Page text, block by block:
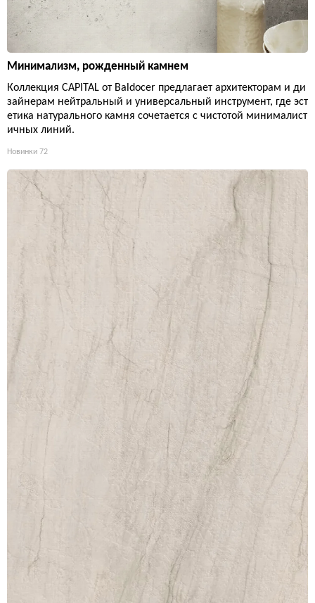
Минимализм, рожденный камнем
Коллекция CAPITAL от Baldocer предлагает архитекторам и ди
зайнерам нейтральный и универсальный инструмент, где эст
етика натурального камня сочетается с чистотой минималист
ичных линий.
Новинки 72